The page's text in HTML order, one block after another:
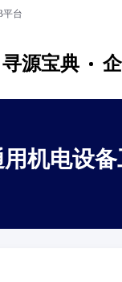
平台
寻源宝典
机电设备